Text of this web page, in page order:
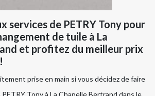
services de PETRY Tony pour
de tuile à La
et profitez du meilleur prix
prise en main si vous décidez de faire